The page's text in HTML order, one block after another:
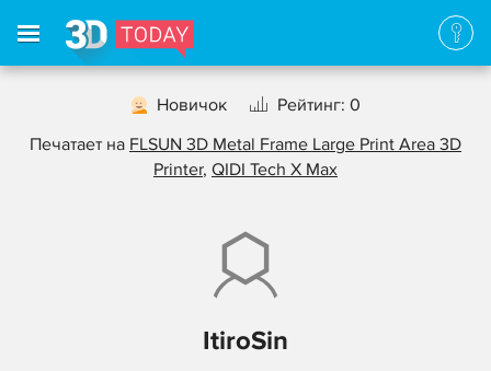
Новичок
Рейтинг: 0
Печатает на FLSUN 3D Metal Frame Large Print Area 3D
Printer, QIDI Tech X Max
ItiroSin